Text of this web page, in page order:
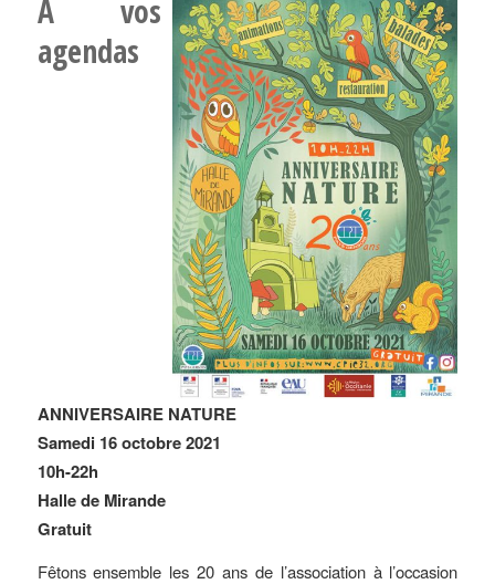
A vos
agendas
ANNIVERSAIRE NATURE
Samedi 16 octobre 2021
10h-22h
Halle de Mirande
Gratuit
Fêtons ensemble les 20 ans de l’association à l’occasion